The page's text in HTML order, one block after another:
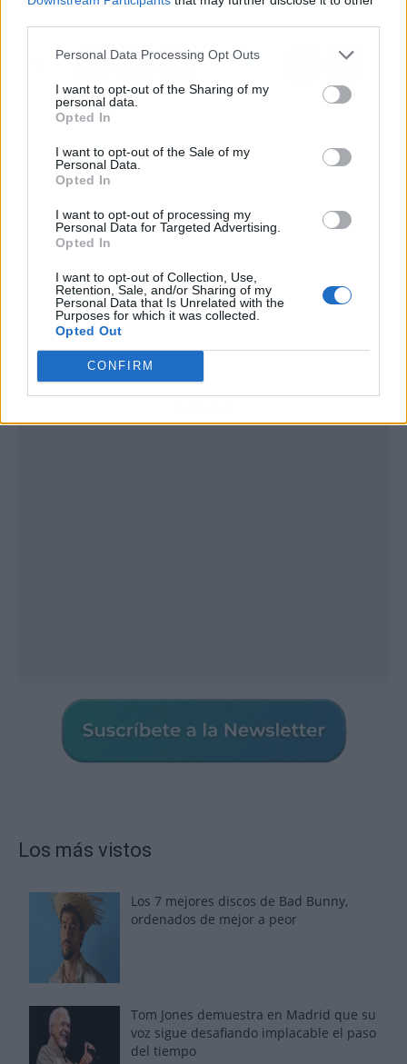
Personal Data Processing Opt Outs
I want to opt-out of the Sharing of my
personal data.
Opted In
I want to opt-out of the Sale of my
Personal Data.
Opted In
I want to opt-out of processing my
Personal Data for Targeted Advertising.
Opted In
I want to opt-out of Collection, Use,
Retention, Sale, and/or Sharing of my
Personal Data that Is Unrelated with the
Purposes for which it was collected.
Opted Out
CONFIRM
Los más vistos
Los 7 mejores discos de Bad Bunny,
ordenados de mejor a peor
Tom Jones demuestra en Madrid que su
voz sigue desafiando implacable el paso
del tiempo